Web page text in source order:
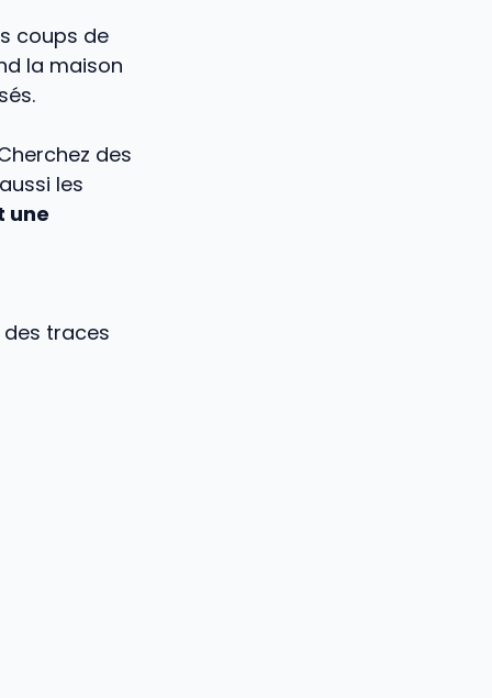
coups de
la maison
des
les
une
traces